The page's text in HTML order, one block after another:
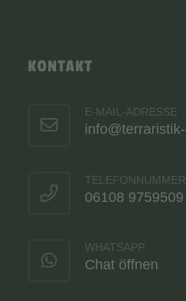
KONTAKT
E-MAIL-ADRESSE
TELEFONNUMMER
06108 9759509
WHATSAPP
Chat öffnen